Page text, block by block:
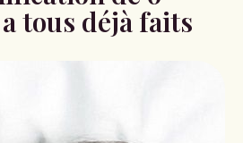
tous déjà faits